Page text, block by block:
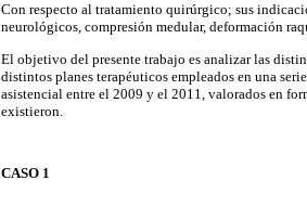
Con respecto al tratamiento quirúrgico; sus
neurológicos, compresión medular, deformación
El objetivo del presente trabajo es analizar las
distintos planes terapéuticos empleados en una
asistencial entre el 2009 y el 2011, valorados en
existieron.
CASO 1